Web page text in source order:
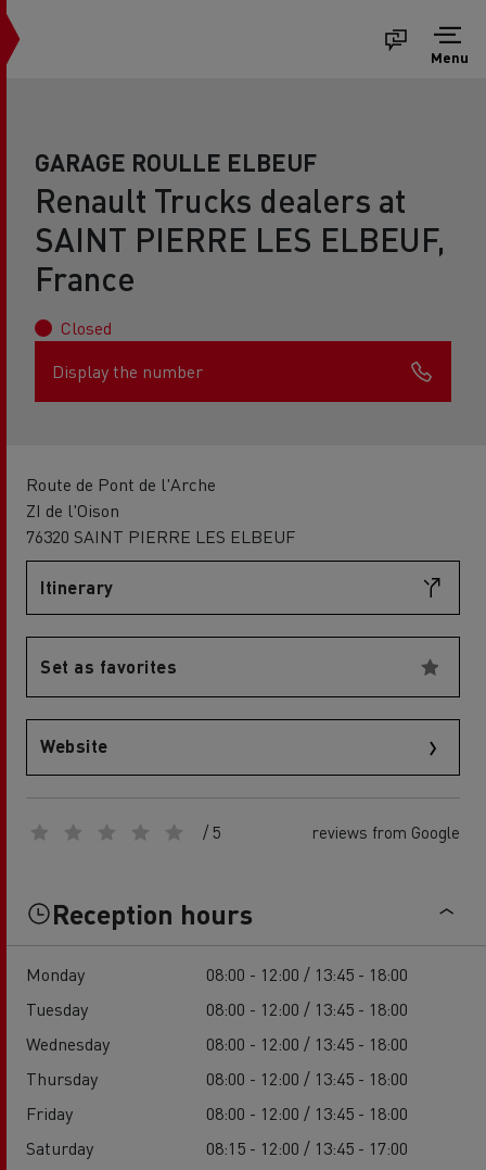
Menu
GARAGE ROULLE ELBEUF
Renault Trucks dealers at
SAINT PIERRE LES ELBEUF,
France
Closed
Display the number
Route de Pont de l'Arche
ZI de l'Oison
76320 SAINT PIERRE LES ELBEUF
Itinerary
Set as favorites
Website
/ 5 reviews from Google
Reception hours
Monday
08:00 - 12:00 / 13:45 - 18:00
Tuesday
08:00 - 12:00 / 13:45 - 18:00
Wednesday
08:00 - 12:00 / 13:45 - 18:00
Thursday
08:00 - 12:00 / 13:45 - 18:00
Friday
08:00 - 12:00 / 13:45 - 18:00
Saturday
08:15 - 12:00 / 13:45 - 17:00